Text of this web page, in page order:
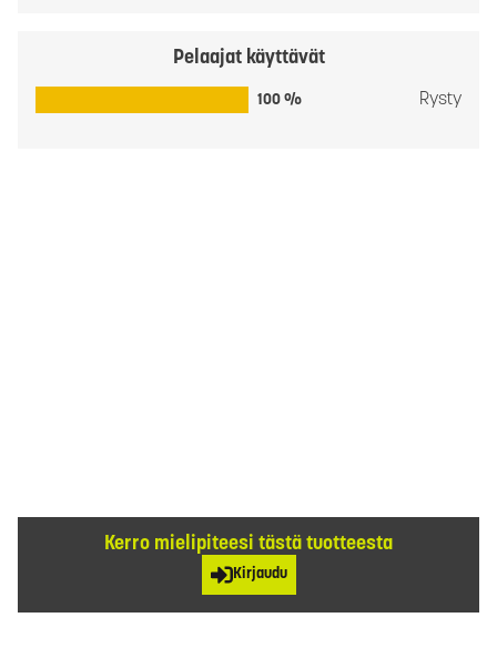
Pelaajat käyttävät
100 % Rysty
Kerro mielipiteesi tästä tuotteesta
Kirjaudu